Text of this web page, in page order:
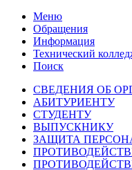
Меню
Обращения
Информация
Технический
Поиск
СВЕДЕНИЯ ОБ
АБИТУРИЕНТУ
СТУДЕНТУ
ВЫПУСКНИКУ
ЗАЩИТА